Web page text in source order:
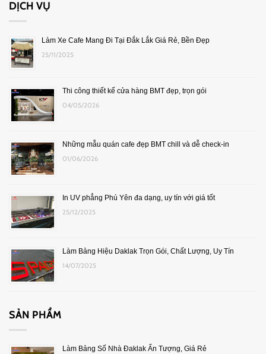
DỊCH VỤ
Làm Xe Cafe Mang Đi Tại Đắk Lắk Giá Rẻ, Bền Đẹp
25/11/2025
Thi công thiết kế cửa hàng BMT đẹp, trọn gói
04/05/2026
Những mẫu quán cafe đẹp BMT chill và dễ check-in
01/06/2026
In UV phẳng Phú Yên đa dạng, uy tín với giá tốt
25/12/2025
Làm Bảng Hiệu Daklak Trọn Gói, Chất Lượng, Uy Tín
14/07/2025
SẢN PHẨM
Làm Bảng Số Nhà Đaklak Ấn Tượng, Giá Rẻ